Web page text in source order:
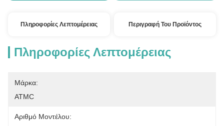
Πληροφορίες Λεπτομέρειας Περιγραφή Του Προϊόντος
Πληροφορίες Λεπτομέρειας
Μάρκα:
ATMC
Αριθμό Μοντέλου: